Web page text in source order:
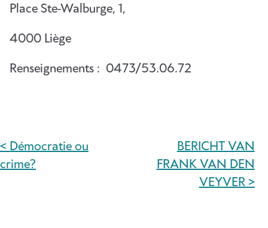
Place Ste-Walburge, 1,
4000 Liège
Renseignements : 0473/53.06.72
NAVIGATION
< Démocratie ou
crime?
BERICHT VAN
FRANK VAN DEN
VEYVER >